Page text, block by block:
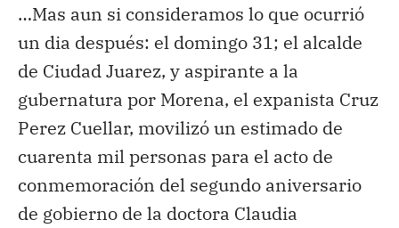
…Mas aun si consideramos lo que ocurrió
un dia después: el domingo 31; el alcalde
de Ciudad Juarez, y aspirante a la
gubernatura por Morena, el expanista Cruz
Perez Cuellar, movilizó un estimado de
cuarenta mil personas para el acto de
conmemoración del segundo aniversario
de gobierno de la doctora Claudia